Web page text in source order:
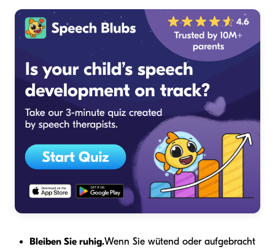
Bleiben Sie ruhig.Wenn Sie wütend oder aufgebracht